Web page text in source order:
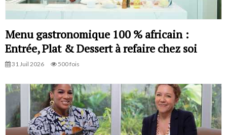
Menu gastronomique 100 % africain :
Entrée, Plat & Dessert à refaire chez soi
31 Juil 2026 500 fois